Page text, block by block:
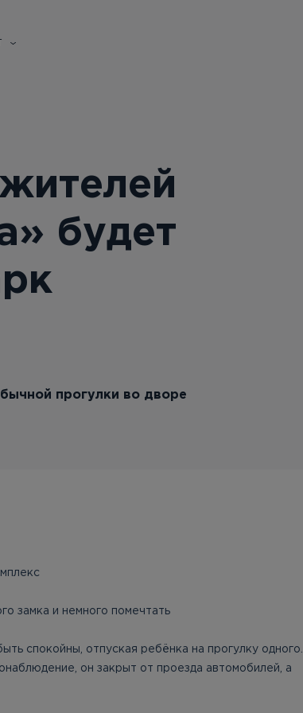
будет
прогулки во дворе
замка и немного помечтать
спокойны, отпуская ребёнка на прогулку
он закрыт от проезда автомобилей, а